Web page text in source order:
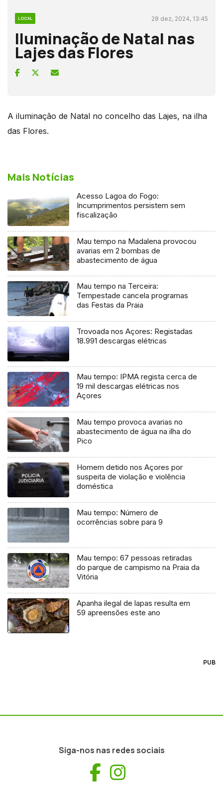
LOCAL 28 dez, 2024, 13:45
Iluminação de Natal nas
Lajes das Flores
A iluminação de Natal no concelho das Lajes, na ilha
das Flores.
Mais Notícias
Acesso Lagoa do Fogo:
Incumprimentos persistem sem
fiscalização
Mau tempo na Madalena provocou
avarias em 2 bombas de
abastecimento de água
Mau tempo na Terceira:
Tempestade cancela programas
das Festas da Praia
Trovoada nos Açores: Registadas
18.991 descargas elétricas
Mau tempo: IPMA regista cerca de
19 mil descargas elétricas nos
Açores
Mau tempo provoca avarias no
abastecimento de água na ilha do
Pico
Homem detido nos Açores por
suspeita de violação e violência
doméstica
Mau tempo: Número de
ocorrências sobre para 9
Mau tempo: 67 pessoas retiradas
do parque de campismo na Praia da
Vitória
Apanha ilegal de lapas resulta em
59 apreensões este ano
PUB
Siga-nos nas redes sociais
Facebook